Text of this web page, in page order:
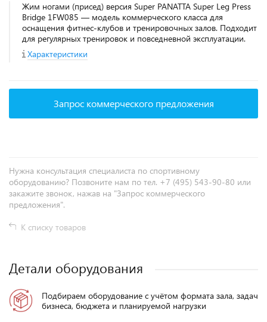
Жим ногами (присед) версия Super PANATTA Super Leg Press
Bridge 1FW085 — модель коммерческого класса для
оснащения фитнес‑клубов и тренировочных залов. Подходит
для регулярных тренировок и повседневной эксплуатации.
Характеристики
Запрос коммерческого предложения
Нужна консультация специалиста по спортивному
оборудованию? Позвоните нам по тел. +7 (495) 543-90-80 или
закажите звонок, нажав на "Запрос коммерческого
предложения".
К списку товаров
Детали оборудования
Подбираем оборудование с учётом формата зала, задач
бизнеса, бюджета и планируемой нагрузки